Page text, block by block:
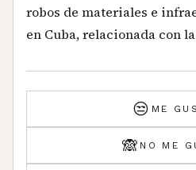
robos de materiales e
en Cuba, relacionada con
😒 ME
🙈 NO ME